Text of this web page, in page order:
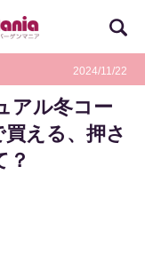
2024/11/22
アル冬コー
える、押さ
？